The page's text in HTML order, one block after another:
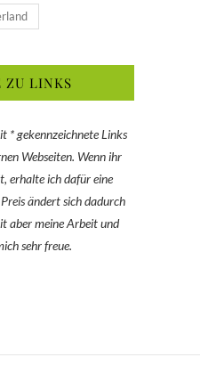
ZU LINKS
* gekennzeichnete Links
Webseiten. Wenn ihr
erhalte ich dafür eine
ändert sich dadurch
aber meine Arbeit und
sehr freue.